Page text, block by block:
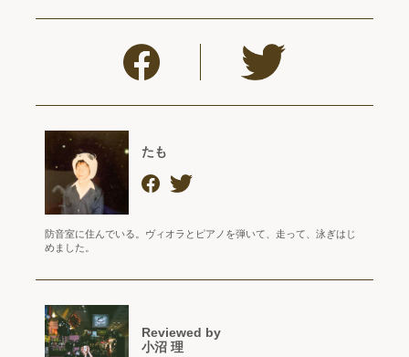
たも
防音室に住んでいる。ヴィオラとピアノを弾いて、走って、泳ぎはじ
めました。
Reviewed by
小沼 理